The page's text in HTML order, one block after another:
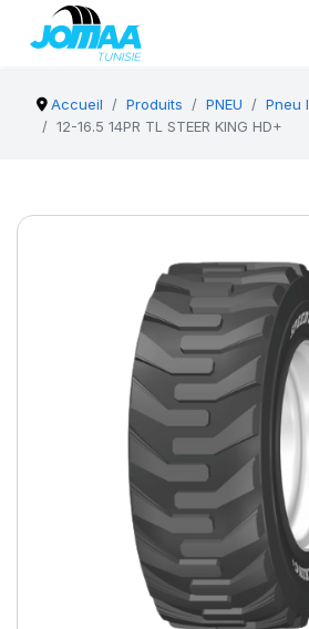
Accueil Produits PNEU
Pneu
12-16.5 14PR TL STEER KING HD+